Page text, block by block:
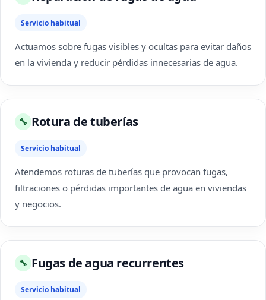
Servicio habitual
Actuamos sobre fugas visibles y ocultas para evitar daños
en la vivienda y reducir pérdidas innecesarias de agua.
🔧 Rotura de tuberías
Servicio habitual
Atendemos roturas de tuberías que provocan fugas,
filtraciones o pérdidas importantes de agua en viviendas
y negocios.
🔧 Fugas de agua recurrentes
Servicio habitual